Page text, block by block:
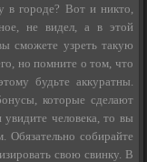
в городе? Вот и никто,
не видел, а в этой
сможете узреть такую
но помните о том, что
будьте аккуратны.
которые сделают
человека, то вы
Обязательно собирайте
свою свинку. В